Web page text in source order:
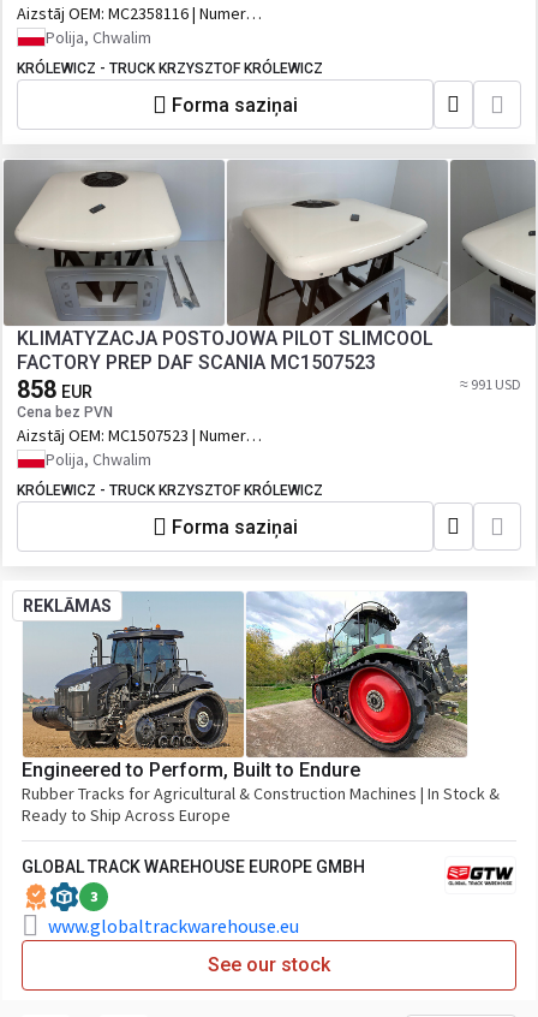
Aizstāj OEM: MC2358116 | Numer
katalogowy oryginału: MC2358116,
1003173055, SLIM SCANIA NTG
Polija, Chwalim
KRÓLEWICZ - TRUCK KRZYSZTOF KRÓLEWICZ
Forma saziņai
KLIMATYZACJA POSTOJOWA PILOT SLIMCOOL
FACTORY PREP DAF SCANIA MC1507523
858 EUR
Cena bez PVN
≈ 991 USD
Aizstāj OEM: MC1507523 | Numer
katalogowy oryginału: MC1507523,
16041560, 0912710000
Polija, Chwalim
KRÓLEWICZ - TRUCK KRZYSZTOF KRÓLEWICZ
Forma saziņai
REKLĀMAS
Engineered to Perform, Built to Endure
Rubber Tracks for Agricultural & Construction Machines | In Stock &
Ready to Ship Across Europe
GLOBAL TRACK WAREHOUSE EUROPE GMBH
3
www.globaltrackwarehouse.eu
See our stock